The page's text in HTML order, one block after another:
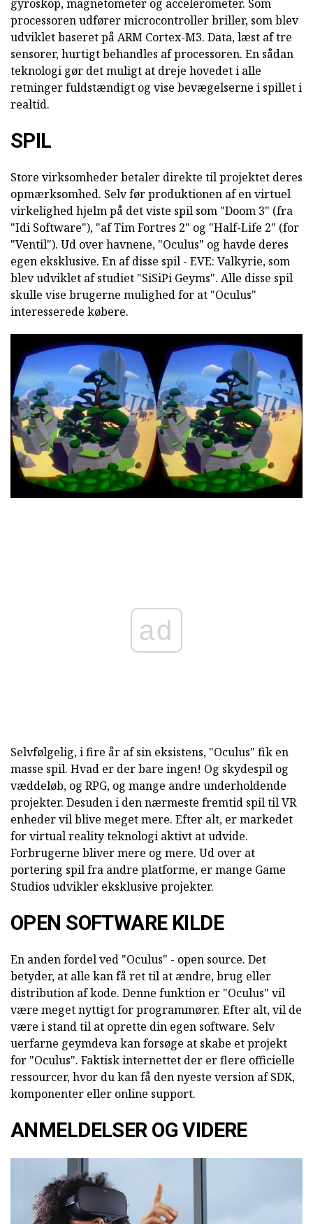
gyroskop, magnetometer og accelerometer. Som
processoren udfører microcontroller briller, som blev
udviklet baseret på ARM Cortex-M3. Data, læst af tre
sensorer, hurtigt behandles af processoren. En sådan
teknologi gør det muligt at dreje hovedet i alle
retninger fuldstændigt og vise bevægelserne i spillet i
realtid.
SPIL
Store virksomheder betaler direkte til projektet deres
opmærksomhed. Selv før produktionen af en virtuel
virkelighed hjelm på det viste spil som "Doom 3" (fra
"Idi Software"), "af Tim Fortres 2" og "Half-Life 2" (for
"Ventil"). Ud over havnene, "Oculus" og havde deres
egen eksklusive. En af disse spil - EVE: Valkyrie, som
blev udviklet af studiet "SiSiPi Geyms". Alle disse spil
skulle vise brugerne mulighed for at "Oculus"
interesserede købere.
ad
Selvfølgelig, i fire år af sin eksistens, "Oculus" fik en
masse spil. Hvad er der bare ingen! Og skydespil og
væddeløb, og RPG, og mange andre underholdende
projekter. Desuden i den nærmeste fremtid spil til VR
enheder vil blive meget mere. Efter alt, er markedet
for virtual reality teknologi aktivt at udvide.
Forbrugerne bliver mere og mere. Ud over at
portering spil fra andre platforme, er mange Game
Studios udvikler eksklusive projekter.
OPEN SOFTWARE KILDE
En anden fordel ved "Oculus" - open source. Det
betyder, at alle kan få ret til at ændre, brug eller
distribution af kode. Denne funktion er "Oculus" vil
være meget nyttigt for programmører. Efter alt, vil de
være i stand til at oprette din egen software. Selv
uerfarne geymdeva kan forsøge at skabe et projekt
for "Oculus". Faktisk internettet der er flere officielle
ressourcer, hvor du kan få den nyeste version af SDK,
komponenter eller online support.
ANMELDELSER OG VIDERE